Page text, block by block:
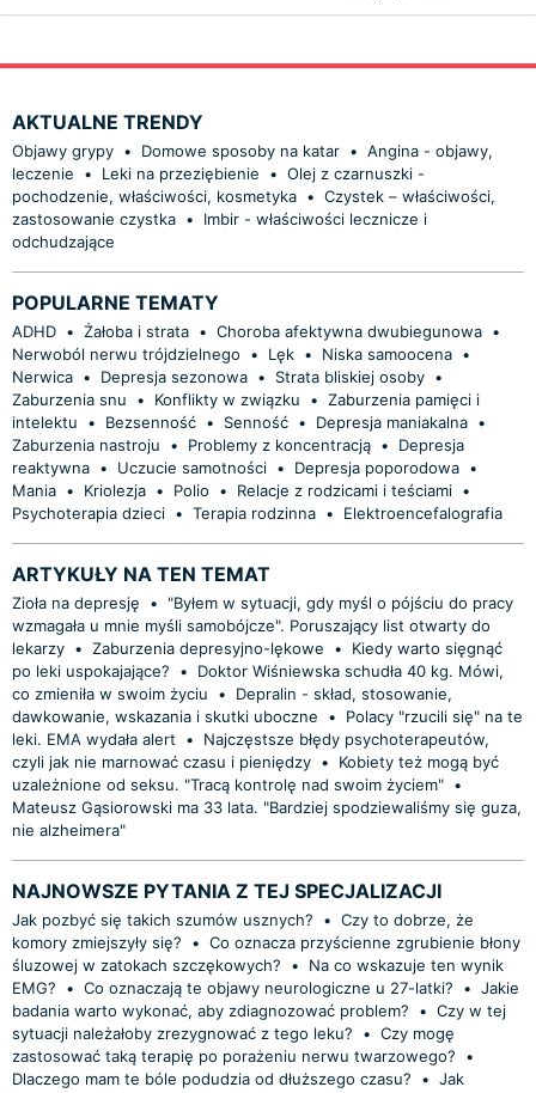
AKTUALNE TRENDY
Objawy grypy • Domowe sposoby na katar • Angina - objawy,
leczenie
• Leki na przeziębienie • Olej z czarnuszki -
pochodzenie, właściwości, kosmetyka • Czystek – właściwości,
zastosowanie czystka •
Imbir - właściwości lecznicze i
odchudzające
POPULARNE TEMATY
ADHD • Żałoba i strata • Choroba afektywna dwubiegunowa •
Nerwoból nerwu trójdzielnego
• Lęk • Niska samoocena •
Nerwica • Depresja sezonowa • Strata bliskiej osoby •
Zaburzenia snu
• Konflikty w związku • Zaburzenia pamięci i
intelektu
• Bezsenność • Senność • Depresja maniakalna •
Zaburzenia nastroju
• Problemy z koncentracją •
Depresja
reaktywna • Uczucie samotności • Depresja poporodowa •
Mania • Kriolezja • Polio • Relacje z rodzicami i teściami •
Psychoterapia dzieci • Terapia rodzinna • Elektroencefalografia
ARTYKUŁY NA TEN TEMAT
Zioła na depresję •
"Byłem w sytuacji, gdy myśl o pójściu do pracy
wzmagała u mnie myśli samobójcze". Poruszający list otwarty do
lekarzy • Zaburzenia depresyjno-lękowe •
Kiedy warto sięgnąć
po leki uspokajające?
•
Doktor Wiśniewska schudła 40 kg. Mówi,
co zmieniła w swoim życiu
•
Depralin - skład, stosowanie,
dawkowanie, wskazania i skutki uboczne
•
Polacy "rzucili się" na te
leki. EMA wydała alert
•
Najczęstsze błędy psychoterapeutów,
czyli jak nie marnować czasu i pieniędzy •
Kobiety też mogą być
uzależnione od seksu. "Tracą kontrolę nad swoim życiem" •
Mateusz Gąsiorowski ma 33 lata. "Bardziej spodziewaliśmy się guza,
nie alzheimera"
NAJNOWSZE PYTANIA Z TEJ SPECJALIZACJI
Jak pozbyć się takich szumów usznych? • Czy to dobrze, że
komory zmiejszyły się?
• Co oznacza przyścienne zgrubienie błony
śluzowej w zatokach szczękowych?
•
Na co wskazuje ten wynik
EMG?
• Co oznaczają te objawy neurologiczne u 27-latki? • Jakie
badania warto wykonać, aby zdiagnozować problem?
• Czy w tej
sytuacji należałoby zrezygnować z tego leku?
• Czy mogę
zastosować taką terapię po porażeniu nerwu twarzowego?
•
Dlaczego mam te bóle podudzia od dłuższego czasu?
• Jak